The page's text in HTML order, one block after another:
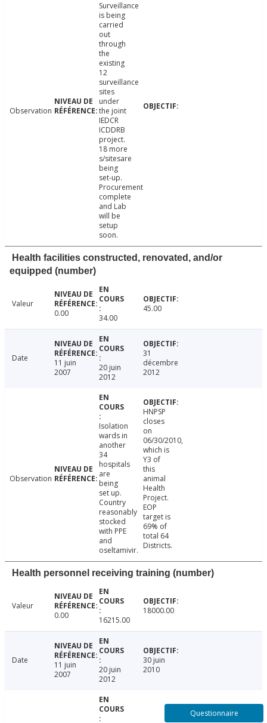
Observation
Surveillance
is being
carried
out
through
the
existing
12
surveillance
sites
under
the joint
IEDCR
ICDDRB
project.
18 more
s/sitesare
being
set-up.
Procurement
complete
and Lab
will be
setup
soon.
Health facilities constructed, renovated, and/or
equipped (number)
Valeur
0.00
34.00
45.00
Date
11 juin
2007
20 juin
2012
31
décembre
2012
Observation
Isolation
wards in
another
34
hospitals
are
being
set up.
Country
reasonably
stocked
with PPE
and
oseltamivir.
HNPSP
closes
on
06/30/2010,
which is
Y3 of
this
animal
Health
Project.
EOP
target is
69% of
total 64
Districts.
Health personnel receiving training (number)
Valeur
0.00
16215.00
18000.00
Date
11 juin
2007
20 juin
2012
30 juin
2010
Questionnaire